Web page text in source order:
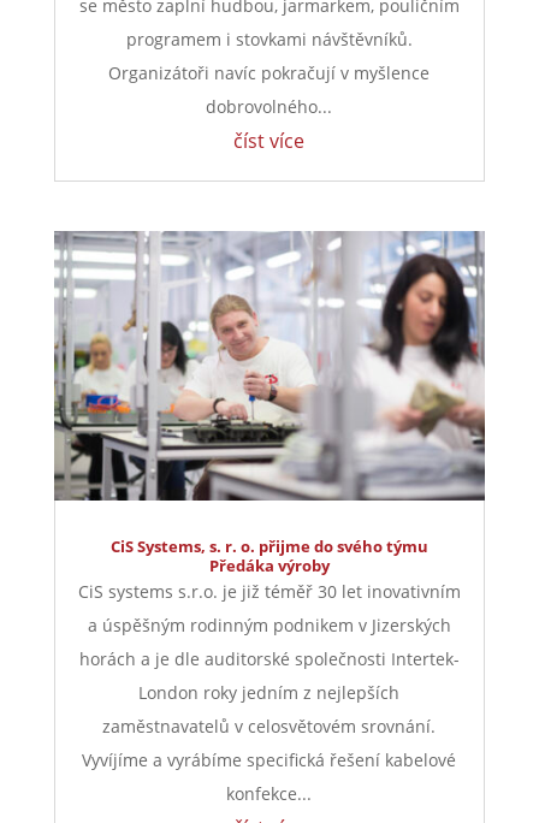
se město zaplní hudbou, jarmarkem, pouličním
programem i stovkami návštěvníků.
Organizátoři navíc pokračují v myšlence
dobrovolného...
číst více
CiS Systems, s. r. o. přijme do svého týmu
Předáka výroby
CiS systems s.r.o. je již téměř 30 let inovativním
a úspěšným rodinným podnikem v Jizerských
horách a je dle auditorské společnosti Intertek-
London roky jedním z nejlepších
zaměstnavatelů v celosvětovém srovnání.
Vyvíjíme a vyrábíme specifická řešení kabelové
konfekce...